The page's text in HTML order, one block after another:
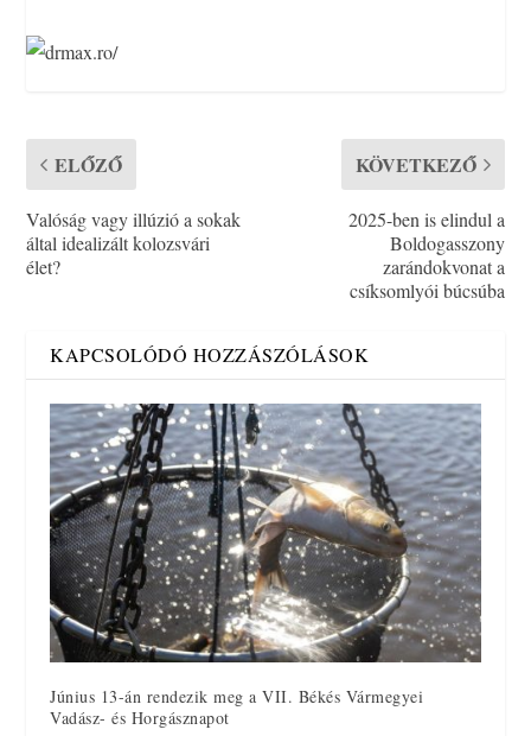
ELŐZŐ
Valóság vagy illúzió a sokak
által idealizált kolozsvári
élet?
KÖVETKEZŐ
2025-ben is elindul a
Boldogasszony
zarándokvonat a
csíksomlyói búcsúba
KAPCSOLÓDÓ HOZZÁSZÓLÁSOK
Június 13-án rendezik meg a VII. Békés Vármegyei
Vadász- és Horgásznapot